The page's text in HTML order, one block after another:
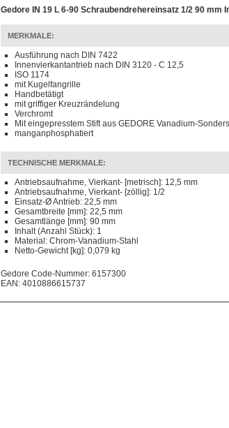
Gedore IN 19 L 6-90 Schraubendrehereinsatz 1/2 90 mm
MERKMALE:
Ausführung nach DIN 7422
Innenvierkantantrieb nach DIN 3120 - C 12,5
ISO 1174
mit Kugelfangrille
Handbetätigt
mit griffiger Kreuzrändelung
Verchromt
Mit eingepresstem Stift aus GEDORE Vanadium-
manganphosphatiert
TECHNISCHE MERKMALE:
Antriebsaufnahme, Vierkant- [metrisch]: 12,5 mm
Antriebsaufnahme, Vierkant- [zöllig]: 1/2
Einsatz-Ø Antrieb: 22,5 mm
Gesamtbreite [mm]: 22,5 mm
Gesamtlänge [mm]: 90 mm
Inhalt (Anzahl Stück): 1
Material: Chrom-Vanadium-Stahl
Netto-Gewicht [kg]: 0,079 kg
Gedore Code-Nummer: 6157300
EAN: 4010886615737